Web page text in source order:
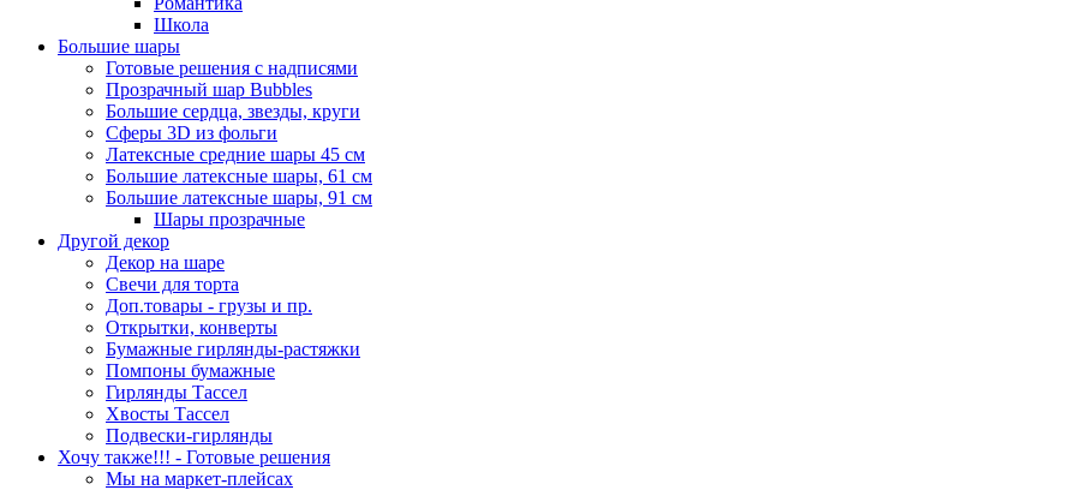
Школа
Большие шары
Готовые решения с надписями
Прозрачный шар Bubbles
Большие сердца, звезды, круги
Сферы 3D из фольги
Латексные средние шары 45 см
Большие латексные шары, 61 см
Большие латексные шары, 91 см
Шары прозрачные
Другой декор
Декор на шаре
Свечи для торта
Доп.товары - грузы и пр.
Открытки, конверты
Бумажные гирлянды-растяжки
Помпоны бумажные
Гирлянды Тассел
Хвосты Тассел
Подвески-гирлянды
Хочу также!!! - Готовые решения
Мы на маркет-плейсах